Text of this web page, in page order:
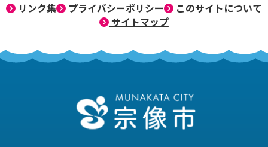
リンク集 プライバシーポリシー
このサイトについて
サイトマップ